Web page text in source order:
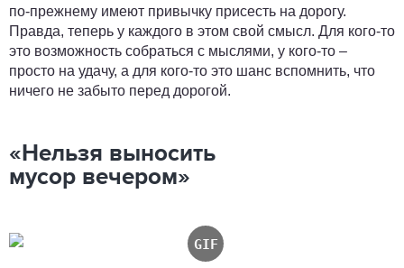
по-прежнему имеют привычку присесть на дорогу.
Правда, теперь у каждого в этом свой смысл. Для кого-то
это возможность собраться с мыслями, у кого-то –
просто на удачу, а для кого-то это шанс вспомнить, что
ничего не забыто перед дорогой.
«Нельзя выносить
мусор вечером»